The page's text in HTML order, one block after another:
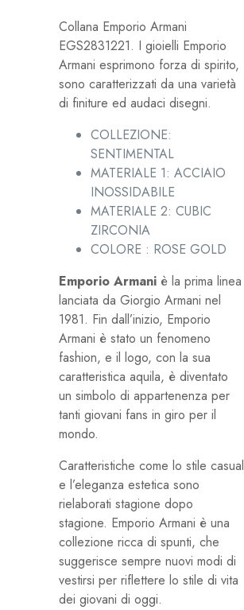
Collana Emporio Armani
EGS2831221. I gioielli Emporio
Armani esprimono forza di spirito,
sono caratterizzati da una varietà
di finiture ed audaci disegni.
COLLEZIONE:
SENTIMENTAL
MATERIALE 1: ACCIAIO
INOSSIDABILE
MATERIALE 2: CUBIC
ZIRCONIA
COLORE : ROSE GOLD
Emporio Armani è la prima linea
lanciata da Giorgio Armani nel
1981. Fin dall’inizio, Emporio
Armani è stato un fenomeno
fashion, e il logo, con la sua
caratteristica aquila, è diventato
un simbolo di appartenenza per
tanti giovani fans in giro per il
mondo.
Caratteristiche come lo stile casual
e l’eleganza estetica sono
rielaborati stagione dopo
stagione. Emporio Armani è una
collezione ricca di spunti, che
suggerisce sempre nuovi modi di
vestirsi per riflettere lo stile di vita
dei giovani di oggi.